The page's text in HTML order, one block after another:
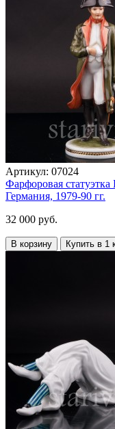
Артикул: 07024
Фарфоровая
Германия, 1979-90 гг.
32 000 руб.
В корзину Купить в 1